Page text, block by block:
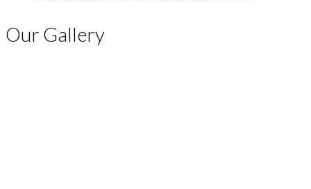
Our Gallery